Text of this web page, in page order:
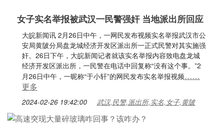
女子实名举报被武汉一民警强奸 当地派出所回应
大皖新闻讯 2月26日中午，一网民发布视频实名举报武汉市公
安局黄陂分局盘龙城经济开发区派出所一正式民警对其实施强
奸。26日下午，大皖新闻记者就该实名举报内容致电盘龙城
经济开发区派出所，一民警在电话中回复称“没有这个事。”2
月26日中午，一昵称“于小轩”的网民发布实名举报视频……
更多
2024-02-26 19:42:00 武汉,民警,派出所,实名,女子,黄陂